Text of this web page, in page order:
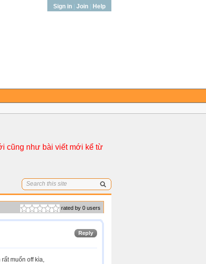
Sign in Join Help
cũng như bài viết mới kể từ
rated by 0 users
Reply
muốn off kìa,